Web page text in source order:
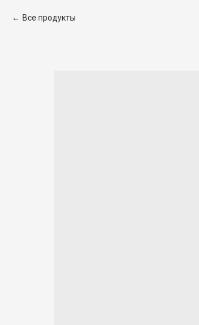
Все продукты